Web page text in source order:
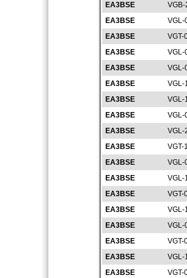
EA3BSE
EA3BSE
VGL-
EA3BSE
VGT-
EA3BSE
VGL-
EA3BSE
VGL-
EA3BSE
VGL-
EA3BSE
VGL-
EA3BSE
VGL-
EA3BSE
VGL-
EA3BSE
VGT-
EA3BSE
VGL-
EA3BSE
VGL-
EA3BSE
VGT-
EA3BSE
VGL-
EA3BSE
VGL-
EA3BSE
VGT-
EA3BSE
VGL-
EA3BSE
VGT-